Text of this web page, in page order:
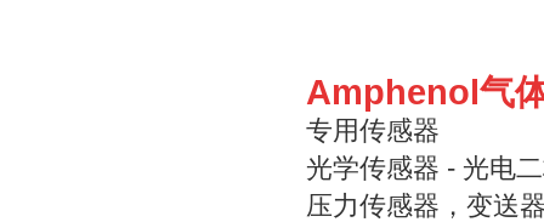
Amphenol气
专用传感器
光学传感器 - 光电
压力传感器，变送